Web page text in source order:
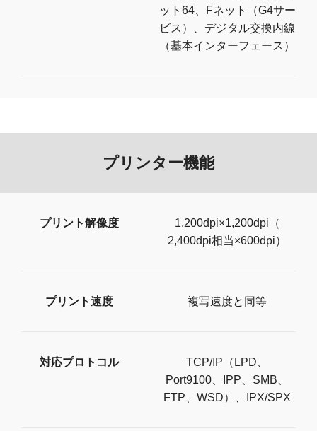
ット64、Fネット（G4サー
ビス）、デジタル交換内線
（基本インターフェース）
プリンター機能
プリント解像度
1,200dpi×1,200dpi（
2,400dpi相当×600dpi）
プリント速度 複写速度と同等
対応プロトコル
TCP/IP（LPD、
Port9100、IPP、SMB、
FTP、WSD）、IPX/SPX